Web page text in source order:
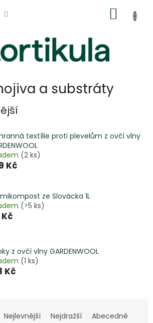
KOŠÍK
a substráty
textílie proti plevelům z ovčí vlny
(2 ks)
Kč
ze Slovácka 1L
(>5 ks)
z ovčí vlny GARDENWOOL
(1 ks)
Kč
Nejlevnější Nejdražší Abecedně